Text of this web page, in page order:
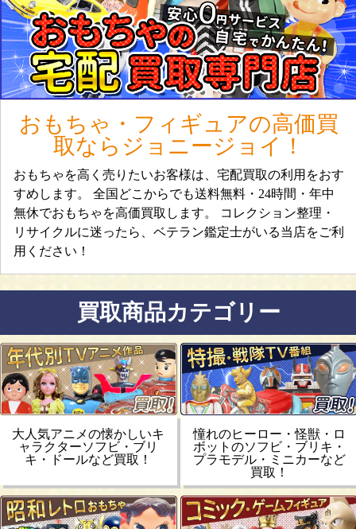
おもちゃ・フィギュアの高価買
取ならジョニージョイ！
おもちゃを高く売りたいお客様は、宅配買取の利用をおす
すめします。 全国どこからでも送料無料・24時間・年中
無休でおもちゃを高価買取します。 コレクション整理・
リサイクルに迷ったら、ベテラン鑑定士がいる当店をご利
用ください！
買取商品カテゴリー
大人気アニメの懐かしいキ
ャラクターソフビ・ブリ
キ・ドールなど買取！
憧れのヒーロー・怪獣・ロ
ボットのソフビ・ブリキ・
プラモデル・ミニカーなど
買取！